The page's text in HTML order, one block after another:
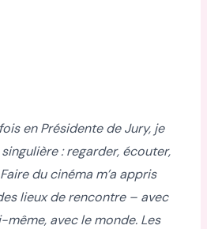
en Présidente de Jury, je
: regarder, écouter,
du cinéma m’a appris
lieux de rencontre – avec
même, avec le monde. Les